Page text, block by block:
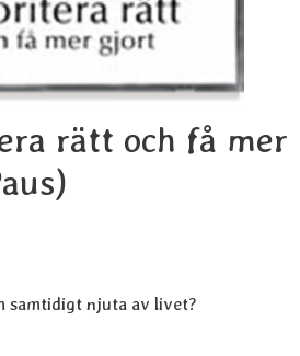
rätt och få mer
samtidigt njuta av livet?